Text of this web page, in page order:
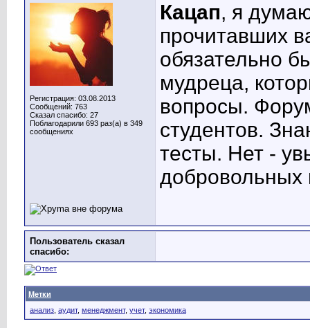
Регистрация: 03.08.2013
Сообщений: 763
Сказал спасибо: 27
Поблагодарили 693 раз(а) в 349
сообщениях
Кацап, я
прочитавших
обязательно
мудреца,
вопросы.
студентов.
тесты. Нет -
добровольных
Пользователь сказал
cпасибо:
Метки
анализ аудит, менеджмент, учет, экономика